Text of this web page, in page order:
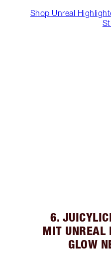
Shop Unreal
6.
MIT UNREAL
GLOW